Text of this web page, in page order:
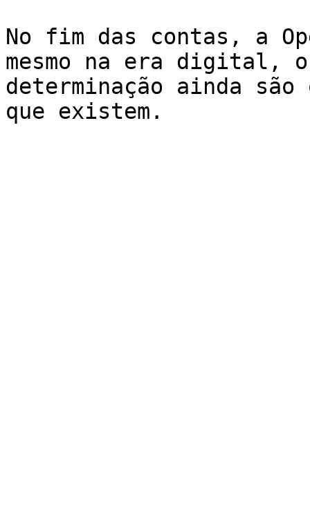
No fim das contas, a
mesmo na era digital,
determinação ainda
que existem.